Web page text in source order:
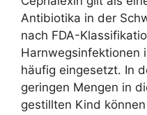
Antibiotika in der
nach FDA-
Harnwegsinfektionen
häufig eingesetzt. In
geringen Mengen in
gestillten Kind